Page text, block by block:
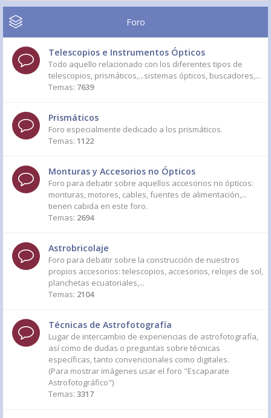
Foro
Telescopios e Instrumentos Ópticos
Todo aquello relacionado con los diferentes tipos de
telescopios, prismáticos,...sistemas ópticos, buscadores,...
Temas: 7639
Prismáticos
Foro especialmente dedicado a los prismáticos.
Temas: 1122
Monturas y Accesorios no Ópticos
Foro para debatir sobre aquellos accesorios no ópticos:
monturas, motores, cables, fuentes de alimentación,...
tienen cabida en este foro.
Temas: 2694
Astrobricolaje
Foro para debatir sobre la construcción de nuestros
propios accesorios: telescopios, accesorios, relojes de sol,
planchetas ecuatoriales,...
Temas: 2104
Técnicas de Astrofotografía
Lugar de intercambio de experiencias de astrofotografía,
así como de dudas o preguntas sobre técnicas
específicas, tanto convencionales como digitales.
(Para mostrar imágenes usar el foro "Escaparate
Astrofotográfico")
Temas: 3317